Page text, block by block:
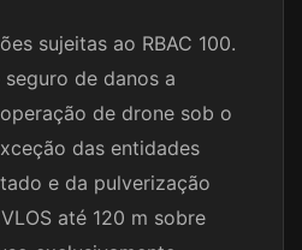
sujeitas ao RBAC 100.
de danos a
de drone sob o
das entidades
e da pulverização
até 120 m sobre